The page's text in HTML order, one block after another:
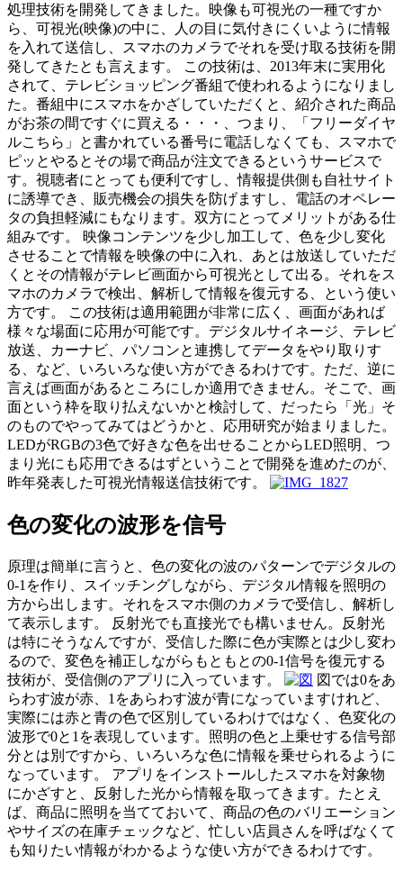
処理技術を開発してきました。映像も可視光の一種ですか
ら、可視光(映像)の中に、人の目に気付きにくいように情報
を入れて送信し、スマホのカメラでそれを受け取る技術を開
発してきたとも言えます。 この技術は、2013年末に実用化
されて、テレビショッピング番組で使われるようになりまし
た。番組中にスマホをかざしていただくと、紹介された商品
がお茶の間ですぐに買える・・・、つまり、「フリーダイヤ
ルこちら」と書かれている番号に電話しなくても、スマホで
ピッとやるとその場で商品が注文できるというサービスで
す。視聴者にとっても便利ですし、情報提供側も自社サイト
に誘導でき、販売機会の損失を防げますし、電話のオペレー
タの負担軽減にもなります。双方にとってメリットがある仕
組みです。 映像コンテンツを少し加工して、色を少し変化
させることで情報を映像の中に入れ、あとは放送していただ
くとその情報がテレビ画面から可視光として出る。それをス
マホのカメラで検出、解析して情報を復元する、という使い
方です。 この技術は適用範囲が非常に広く、画面があれば
様々な場面に応用が可能です。デジタルサイネージ、テレビ
放送、カーナビ、パソコンと連携してデータをやり取りす
る、など、いろいろな使い方ができるわけです。ただ、逆に
言えば画面があるところにしか適用できません。そこで、画
面という枠を取り払えないかと検討して、だったら「光」そ
のものでやってみてはどうかと、応用研究が始まりました。
LEDがRGBの3色で好きな色を出せることからLED照明、つ
まり光にも応用できるはずということで開発を進めたのが、
昨年発表した可視光情報送信技術です。
色の変化の波形を信号
原理は簡単に言うと、色の変化の波のパターンでデジタルの
0-1を作り、スイッチングしながら、デジタル情報を照明の
方から出します。それをスマホ側のカメラで受信し、解析し
て表示します。 反射光でも直接光でも構いません。反射光
は特にそうなんですが、受信した際に色が実際とは少し変わ
るので、変色を補正しながらもともとの0-1信号を復元する
技術が、受信側のアプリに入っています。
図では0をあ
らわす波が赤、1をあらわす波が青になっていますけれど、
実際には赤と青の色で区別しているわけではなく、色変化の
波形で0と1を表現しています。照明の色と上乗せする信号部
分とは別ですから、いろいろな色に情報を乗せられるように
なっています。 アプリをインストールしたスマホを対象物
にかざすと、反射した光から情報を取ってきます。たとえ
ば、商品に照明を当てておいて、商品の色のバリエーション
やサイズの在庫チェックなど、忙しい店員さんを呼ばなくて
も知りたい情報がわかるような使い方ができるわけです。